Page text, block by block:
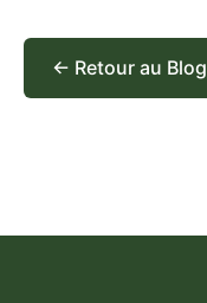
← Retour au Blog